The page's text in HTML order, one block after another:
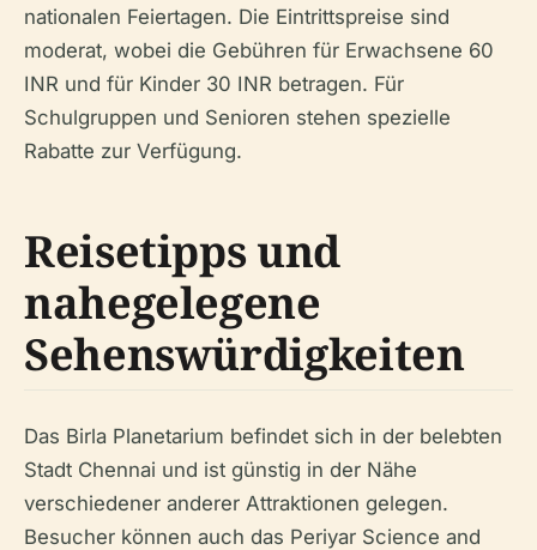
nationalen Feiertagen. Die Eintrittspreise sind
moderat, wobei die Gebühren für Erwachsene 60
INR und für Kinder 30 INR betragen. Für
Schulgruppen und Senioren stehen spezielle
Rabatte zur Verfügung.
Reisetipps und
nahegelegene
Sehenswürdigkeiten
Das Birla Planetarium befindet sich in der belebten
Stadt Chennai und ist günstig in der Nähe
verschiedener anderer Attraktionen gelegen.
Besucher können auch das Periyar Science and